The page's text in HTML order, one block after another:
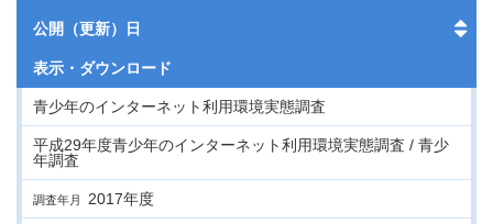
公開（更新）日
表示・ ダウンロード
青少年のインターネット利用環境実態調査
平成29年度青少年のインターネット利用環境実態調査 / 青少
年調査
調査年月 2017年度